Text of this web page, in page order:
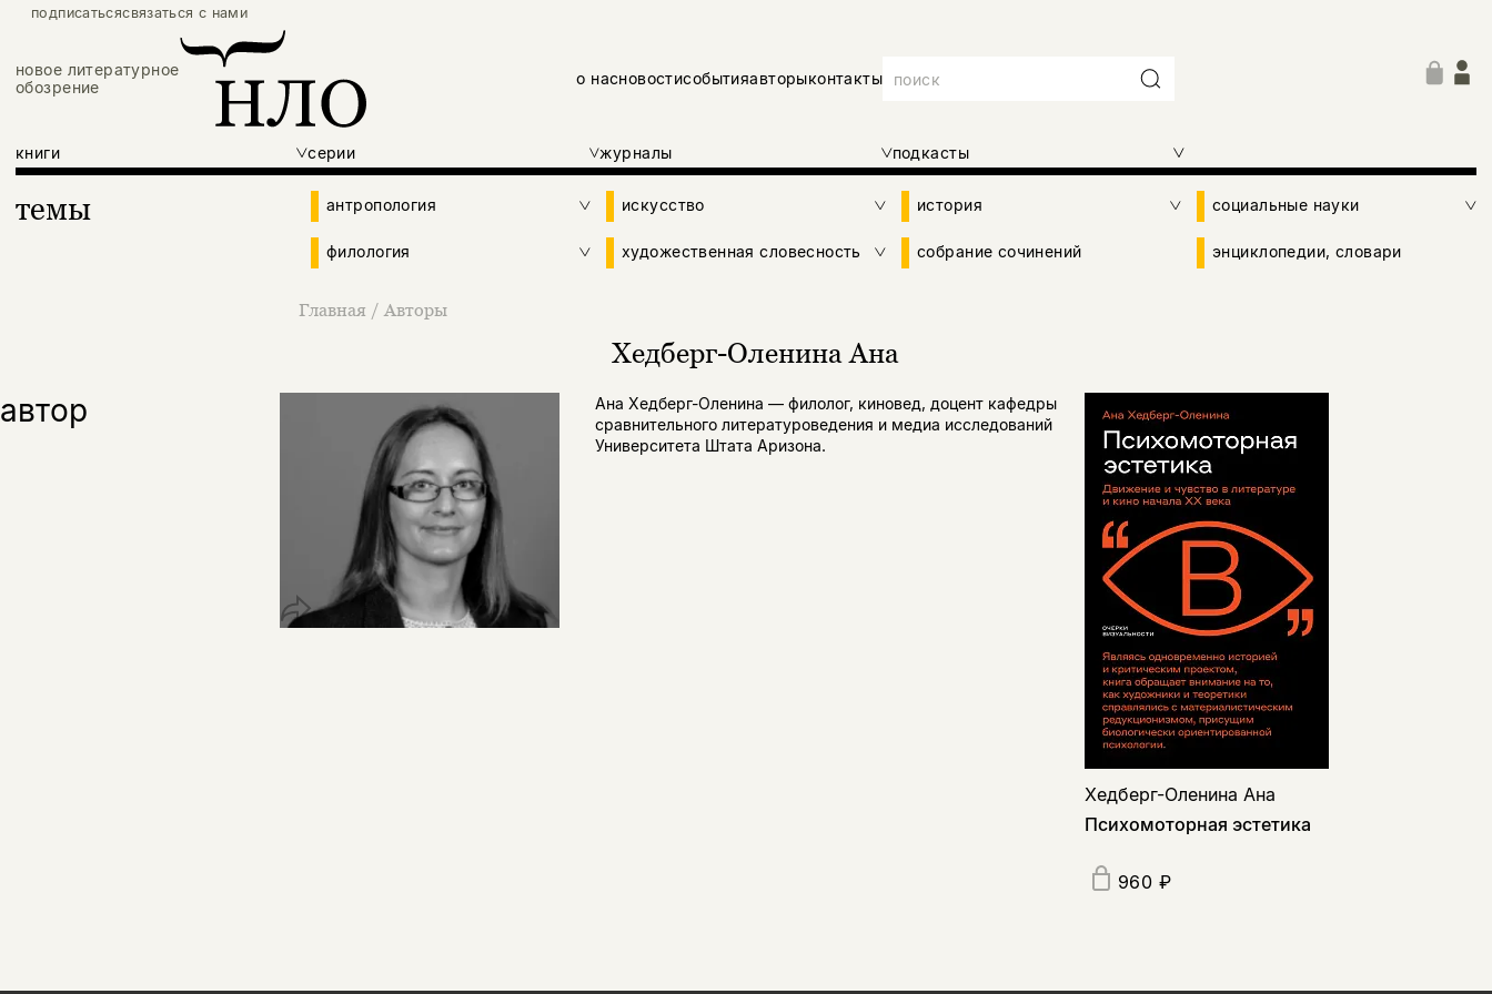
подписатьсясвязаться с нами
новое литературное
обозрение
о насновостисобытияавторыконтакты
книги серии журналы подкасты
темы антропология искусство история социальные науки
филология художественная словесность собрание сочинений энциклопедии, словари
Главная / Авторы
Хедберг-Оленина Ана
автор
Ана Хедберг-Оленина — филолог, киновед, доцент кафедры
сравнительного литературоведения и медиа исследований
Университета Штата Аризона.
Хедберг-Оленина Ана
Психомоторная эстетика
960 ₽